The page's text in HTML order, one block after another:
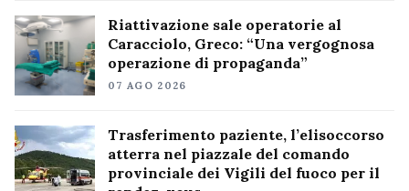
Riattivazione sale operatorie al
Caracciolo, Greco: “Una vergognosa
operazione di propaganda”
07 AGO 2026
Trasferimento paziente, l’elisoccorso
atterra nel piazzale del comando
provinciale dei Vigili del fuoco per il